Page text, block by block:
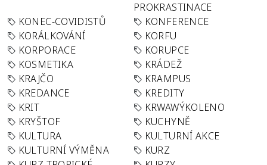
PROKRASTINACE
KONEC-COVIDISTŮ
KONFERENCE
KORÁLKOVÁNÍ
KORFU
KORPORACE
KORUPCE
KOSMETIKA
KRÁDEŽ
KRAJČO
KRAMPUS
KREDANCE
KREDITY
KRIT
KRWAWÝKOLENO
KRYŠTOF
KUCHYNĚ
KULTURA
KULTURNÍ AKCE
KULTURNÍ VÝMĚNA
KURZ